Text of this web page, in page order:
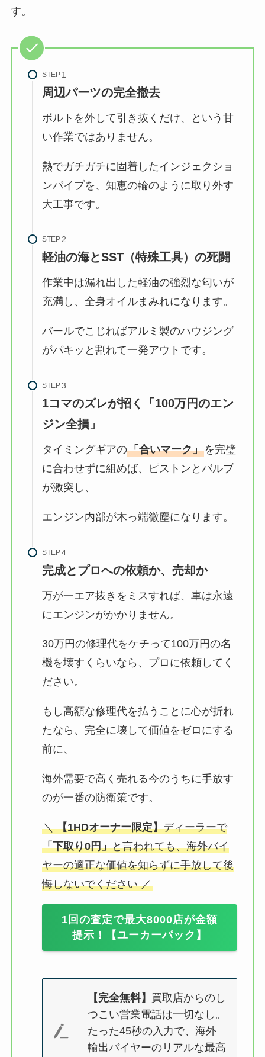
す。
STEP
周辺パーツの完全撤去
ボルトを外して引き抜くだけ、という甘
い作業ではありません。
熱でガチガチに固着したインジェクショ
ンパイプを、知恵の輪のように取り外す
大工事です。
STEP
軽油の海とSST（特殊工具）の死闘
作業中は漏れ出した軽油の強烈な匂いが
充満し、全身オイルまみれになります。
バールでこじればアルミ製のハウジング
がパキッと割れて一発アウトです。
STEP
1コマのズレが招く「100万円のエン
ジン全損」
タイミングギアの「合いマーク」を完璧
に合わせずに組めば、ピストンとバルブ
が激突し、
エンジン内部が木っ端微塵になります。
STEP
完成とプロへの依頼か、売却か
万が一エア抜きをミスすれば、車は永遠
にエンジンがかかりません。
30万円の修理代をケチって100万円の名
機を壊すくらいなら、プロに依頼してく
ださい。
もし高額な修理代を払うことに心が折れ
たなら、完全に壊して価値をゼロにする
前に、
海外需要で高く売れる今のうちに手放す
のが一番の防衛策です。
＼【1HDオーナー限定】ディーラーで
「下取り0円」と言われても、海外バイ
ヤーの適正な価値を知らずに手放して後
悔しないでください ／
1回の査定で最大8000店が金額
提示！【ユーカーパック】
【完全無料】
買取店からのし
つこい営業電話は一切なし。
たった45秒の入力で、海外
輸出バイヤーのリアルな最高